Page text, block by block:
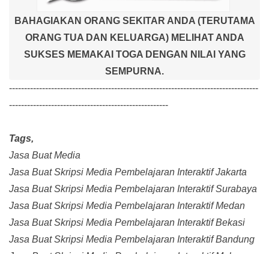
BAHAGIAKAN ORANG SEKITAR ANDA (TERUTAMA
ORANG TUA DAN KELUARGA) MELIHAT ANDA
SUKSES MEMAKAI TOGA DENGAN NILAI YANG
SEMPURNA.
-----------------------------------------------------------------------------------
-----------------------------------------------------
Tags,
Jasa Buat Media
Jasa Buat Skripsi Media Pembelajaran Interaktif Jakarta
Jasa Buat Skripsi Media Pembelajaran Interaktif Surabaya
Jasa Buat Skripsi Media Pembelajaran Interaktif Medan
Jasa Buat Skripsi Media Pembelajaran Interaktif Bekasi
Jasa Buat Skripsi Media Pembelajaran Interaktif Bandung